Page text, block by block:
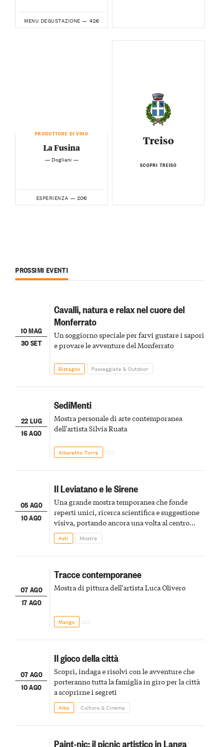
MENU DEGUSTAZIONE — 42€
PRODUTTORE DI VINO
La Fusina
— Dogliani —
ESPERIENZA — 20€
Treiso
SCOPRI TREISO
PROSSIMI EVENTI
10 MAG
30 SET
Cavalli, natura e relax nel cuore del
Monferrato
Un soggiorno speciale per farvi gustare i sapori
e provare le avventure del Monferrato
Bistagno Passeggiate & Outdoor
22 LUG
16 AGO
SediMenti
Mostra personale di arte contemporanea
dell'artista Silvia Ruata
Albaretto Torre
05 AGO
10 AGO
Il Leviatano e le Sirene
Una grande mostra temporanea che fonde
reperti unici, ricerca scientifica e suggestione
visiva, portando ancora una volta al centro
della scena le meraviglie del passato astigiano
Asti Mostre
07 AGO
17 AGO
Tracce contemporanee
Mostra di pittura dell'artista Luca Olivero
Mango
07 AGO
10 AGO
Il gioco della città
Scopri, indaga e risolvi con le avventure che
porteranno tutta la famiglia in giro per la città
a scoprirne i segreti
Alba Cultura & Cinema
Paint-nic: il picnic artistico in Langa